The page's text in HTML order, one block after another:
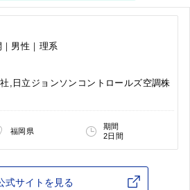
男性｜理系
,日立ジョンソンコントロールズ空調株
福岡県
期間
2日間
式サイトを見る